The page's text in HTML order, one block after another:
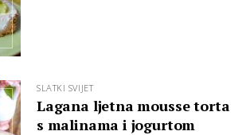
SLATKI SVIJET
Lagana ljetna mousse torta
s malinama i jogurtom